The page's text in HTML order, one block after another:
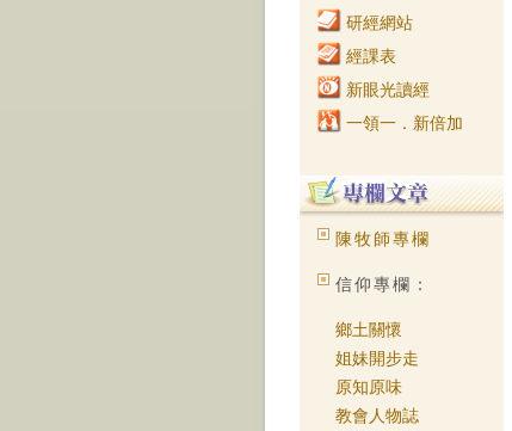
研經網站
經課表
新眼光讀經
一領一．新倍加
陳牧師專欄
信仰專欄：
鄉土關懷
姐妹開步走
原知原味
教會人物誌